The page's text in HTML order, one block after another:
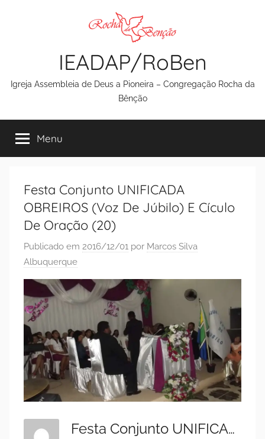
IEADAP/RoBen
Igreja Assembleia de Deus a Pioneira – Congregação Rocha da
Bênção
Menu
Festa Conjunto UNIFICADA
OBREIROS (Voz De Júbilo) E Cículo
De Oração (20)
Publicado em 2016/12/01 por Marcos Silva
Albuquerque
Festa Conjunto UNIFICADA OBREIROS (Voz De Júbilo) E Cículo De Oração (20)